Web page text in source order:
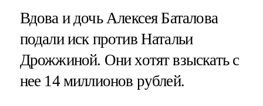
Вдова и дочь Алексея Баталова
подали иск против Натальи
Дрожжиной. Они хотят взыскать с
нее 14 миллионов рублей.